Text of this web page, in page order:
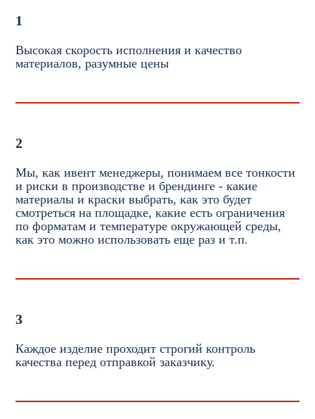
1
Высокая скорость исполнения и качество
материалов, разумные цены
2
Мы, как ивент менеджеры, понимаем все тонкости
и риски в производстве и брендинге - какие
материалы и краски выбрать, как это будет
смотреться на площадке, какие есть ограничения
по форматам и температуре окружающей среды,
как это можно использовать еще раз и т.п.
3
Каждое изделие проходит строгий контроль
качества перед отправкой заказчику.